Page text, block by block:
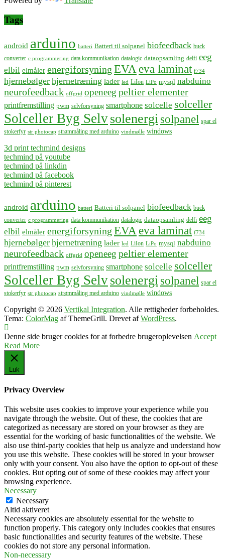
Tags
android arduino batteri Batteri til solpanel biofeedback buck
converter c programmering data kommunikation datalogic dataopsamling delfi eeg
elbil elmåler energiforsyning EVA eva laminat f734
hjernebølger hjernetræning lader led LiIon LiPo mysql nabduino
neurofeedback offgrid openeeg peltier elementer
printfremstilling pwm selvforsyning smartphone solcelle solceller
Solceller Byg Selvsolenergi solpanel spar el
stokerfyr str photocap strømmåling med arduino vindmølle windows
3d print techmind designs
techmind på youtube
techmind på linkdin
techmind på facebook
techmind på pinterest
android arduino batteri Batteri til solpanel biofeedback buck
converter c programmering data kommunikation datalogic dataopsamling delfi eeg
elbil elmåler energiforsyning EVA eva laminat f734
hjernebølger hjernetræning lader led LiIon LiPo mysql nabduino
neurofeedback offgrid openeeg peltier elementer
printfremstilling pwm selvforsyning smartphone solcelle solceller
Solceller Byg Selvsolenergi solpanel spar el
stokerfyr str photocap strømmåling med arduino vindmølle windows
Copyright © 2026 Vertikal Integration. Alle rettigheder forbeholdes.
Tema: ColorMag af ThemeGrill. Drevet afWordPress.
Denne side bruger cookies for at forbedre brugeroplevelsen Accept
Read More
Luk
Privacy Overview
This website uses cookies to improve your experience while you
navigate through the website. Out of these, the cookies that are
categorized as necessary are stored on your browser as they are
essential for the working of basic functionalities of the website. We
also use third-party cookies that help us analyze and understand how
you use this website. These cookies will be stored in your browser
only with your consent. You also have the option to opt-out of these
cookies. But opting out of some of these cookies may affect your
browsing experience.
Necessary
Necessary
Altid aktiveret
Necessary cookies are absolutely essential for the website to
function properly. This category only includes cookies that ensures
basic functionalities and security features of the website. These
cookies do not store any personal information.
Non-necessary